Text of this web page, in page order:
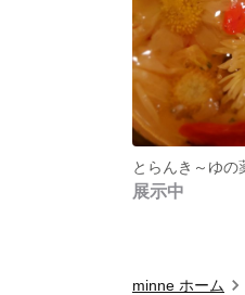
展示中
minne ホーム